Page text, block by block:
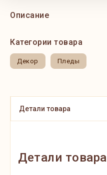
Описание
Категории товара
Декор Пледы
Детали товара
Детали товара